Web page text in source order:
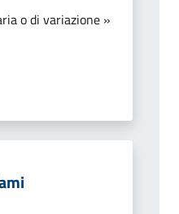
o di variazione »